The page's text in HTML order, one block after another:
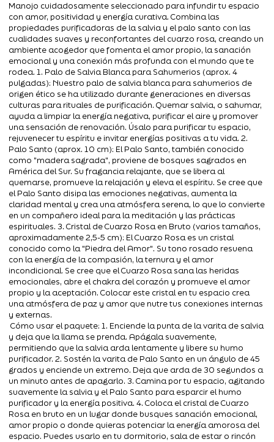
Manojo cuidadosamente seleccionado para infundir tu espacio
con amor, positividad y energía curativa. Combina las
propiedades purificadoras de la salvia y el palo santo con las
cualidades suaves y reconfortantes del cuarzo rosa, creando un
ambiente acogedor que fomenta el amor propio, la sanación
emocional y una conexión más profunda con el mundo que te
rodea. 1. Palo de Salvia Blanca para Sahumerios (aprox. 4
pulgadas): Nuestro palo de salvia blanca para sahumerios de
origen ético se ha utilizado durante generaciones en diversas
culturas para rituales de purificación. Quemar salvia, o sahumar,
ayuda a limpiar la energía negativa, purificar el aire y promover
una sensación de renovación. Úsalo para purificar tu espacio,
rejuvenecer tu espíritu e invitar energías positivas a tu vida. 2.
Palo Santo (aprox. 10 cm): El Palo Santo, también conocido
como "madera sagrada", proviene de bosques sagrados en
América del Sur. Su fragancia relajante, que se libera al
quemarse, promueve la relajación y eleva el espíritu. Se cree que
el Palo Santo disipa las emociones negativas, aumenta la
claridad mental y crea una atmósfera serena, lo que lo convierte
en un compañero ideal para la meditación y las prácticas
espirituales. 3. Cristal de Cuarzo Rosa en Bruto (varios tamaños,
aproximadamente 2,5-5 cm): El Cuarzo Rosa es un cristal
conocido como la "Piedra del Amor". Su tono rosado resuena
con la energía de la compasión, la ternura y el amor
incondicional. Se cree que el Cuarzo Rosa sana las heridas
emocionales, abre el chakra del corazón y promueve el amor
propio y la aceptación. Colocar este cristal en tu espacio crea
una atmósfera de paz y amor que nutre tus conexiones internas
y externas.
Cómo usar el paquete: 1. Enciende la punta de la varita de salvia
y deja que la llama se prenda. Apágala suavemente,
permitiendo que la salvia arda lentamente y libere su humo
purificador. 2. Sostén la varita de Palo Santo en un ángulo de 45
grados y enciende un extremo. Deja que arda de 30 segundos a
un minuto antes de apagarlo. 3. Camina por tu espacio, agitando
suavemente la salvia y el Palo Santo para esparcir el humo
purificador y la energía positiva. 4. Coloca el cristal de Cuarzo
Rosa en bruto en un lugar donde busques sanación emocional,
amor propio o donde quieras potenciar la energía amorosa del
espacio. Puedes usarlo en tu dormitorio, sala de estar o rincón